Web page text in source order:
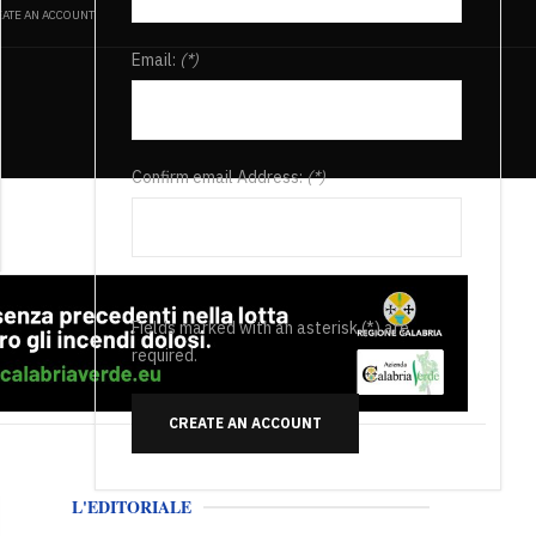
AN ACCOUNT
Email: (*)
Confirm email Address:(*)
Fields marked with an asterisk (*) are
required.
CREATE AN ACCOUNT
L'EDITORIALE